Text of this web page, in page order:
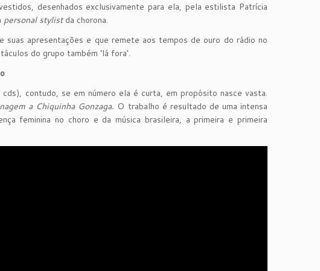
desenhados exclusivamente para ela, pela estilista Patrícia
personal stylist da chorona.
suas apresentações e que remete aos tempos de ouro do rádio no
do grupo também ‘lá fora’.
contudo, se em número ela é curta, em propósito nasce vasta.
a Chiquinha Gonzaga. O trabalho é resultado de uma intensa
feminina no choro e da música brasileira, a primeira e primeira